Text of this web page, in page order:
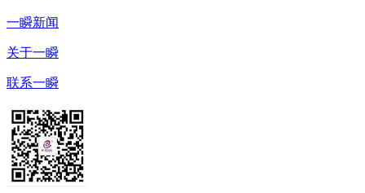
一瞬新闻
关于一瞬
联系一瞬